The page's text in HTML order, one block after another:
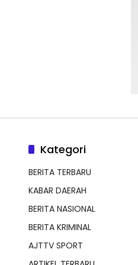
Kategori
BERITA TERBARU
KABAR DAERAH
BERITA NASIONAL
BERITA KRIMINAL
AJTTV SPORT